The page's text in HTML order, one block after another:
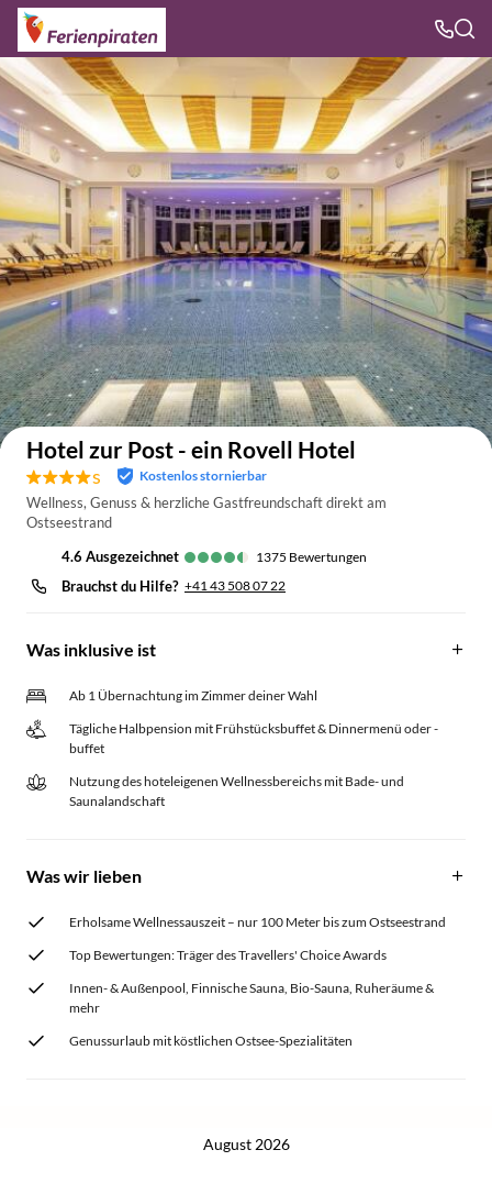
Auf der Karte anzeigen
Hotel zur Post - ein Rovell Hotel
s Kostenlos stornierbar
Wellness, Genuss & herzliche Gastfreundschaft direkt am
Ostseestrand
4.6
ausgezeichnet 1375 Bewertungen
Brauchst du Hilfe? +41 43 508 07 22
Was inklusive ist
Ab 1 Übernachtung im Zimmer deiner Wahl
Tägliche Halbpension mit Frühstücksbuffet & Dinnermenü oder -
buffet
Nutzung des hoteleigenen Wellnessbereichs mit Bade- und
Saunalandschaft
Was wir lieben
Erholsame Wellnessauszeit – nur 100 Meter bis zum Ostseestrand
Top Bewertungen: Träger des Travellers' Choice Awards
Innen- & Außenpool, Finnische Sauna, Bio-Sauna, Ruheräume &
mehr
Genussurlaub mit köstlichen Ostsee-Spezialitäten
August 2026